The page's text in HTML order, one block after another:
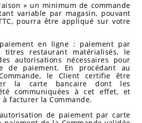
» un minimum de commande
variable par magasin, pouvant
pourra être appliqué sur votre
en ligne : paiement par
titres restaurant matérialisés, le
autorisations nécessaires pour
de paiement. En procédant au
le Client certifie être
la carte bancaire dont les
communiquées à cet effet, et
facturer la Commande.
de paiement par carte